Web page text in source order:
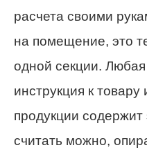
расчета своими
на помещение, это
одной секции.
инструкция к
продукции
считать можно,